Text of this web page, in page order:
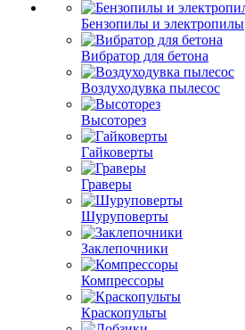
Бензопилы и электропилы
Вибратор для бетона
Воздуходувка пылесос
Высоторез
Гайковерты
Граверы
Шуруповерты
Заклепочники
Компрессоры
Краскопульты